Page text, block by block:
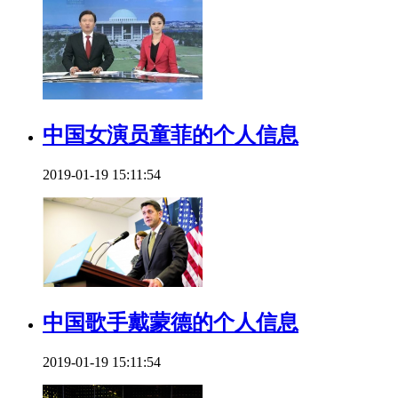
中国女演员童菲的个人信息
2019-01-19 15:11:54
中国歌手戴蒙德的个人信息
2019-01-19 15:11:54